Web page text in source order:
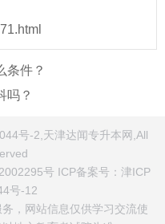
条件？
吗？
号-2,天津达闻专升本网,All
号 ICP备案号： 津ICP
号-12
，网站信息仅供学习交流使